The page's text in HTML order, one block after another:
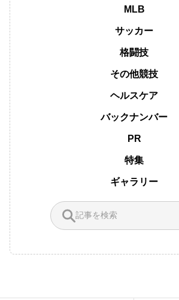
MLB
サッカー
格闘技
その他競技
ヘルスケア
バックナンバー
PR
特集
ギャラリー